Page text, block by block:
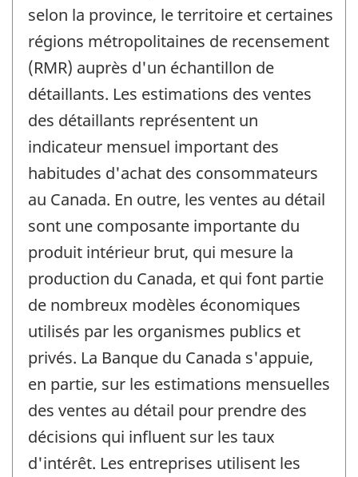
selon la province, le territoire et certaines
régions métropolitaines de recensement
(RMR) auprès d'un échantillon de
détaillants. Les estimations des ventes
des détaillants représentent un
indicateur mensuel important des
habitudes d'achat des consommateurs
au Canada. En outre, les ventes au détail
sont une composante importante du
produit intérieur brut, qui mesure la
production du Canada, et qui font partie
de nombreux modèles économiques
utilisés par les organismes publics et
privés. La Banque du Canada s'appuie,
en partie, sur les estimations mensuelles
des ventes au détail pour prendre des
décisions qui influent sur les taux
d'intérêt. Les entreprises utilisent les